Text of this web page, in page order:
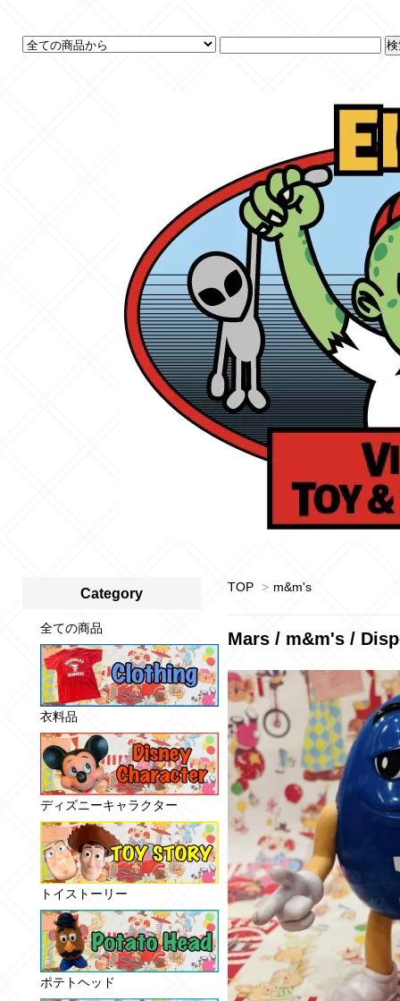
TOP > m&m's
Mars / m&m's /
Category
全ての商品
衣料品
ディズニーキャラクター
トイストーリー
ポテトヘッド